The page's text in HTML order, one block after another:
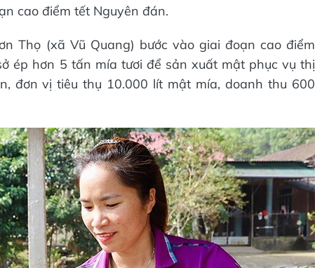
cao điểm tết Nguyên đán.
Thọ (xã Vũ Quang) bước vào giai đoạn cao điểm
ép hơn 5 tấn mía tươi để sản xuất mật phục vụ thị
đơn vị tiêu thụ 10.000 lít mật mía, doanh thu 600